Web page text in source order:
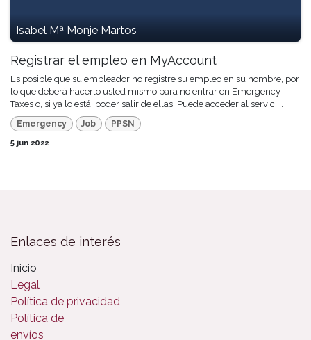
Isabel Mª Monje Martos
Registrar el empleo en MyAccount
Es posible que su empleador no registre su empleo en su nombre, por
lo que deberá hacerlo usted mismo para no entrar en Emergency
Taxes o, si ya lo está, poder salir de ellas. Puede acceder al servici...
Emergency Job
PPSN
5 jun 2022
Enlaces de interés
Inicio
Legal
Política de privacidad
Política de
envíos